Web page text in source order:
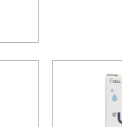
selve D-vitaminet,
nogle børn kan det være
får den anbefalede
til ønskeseddel